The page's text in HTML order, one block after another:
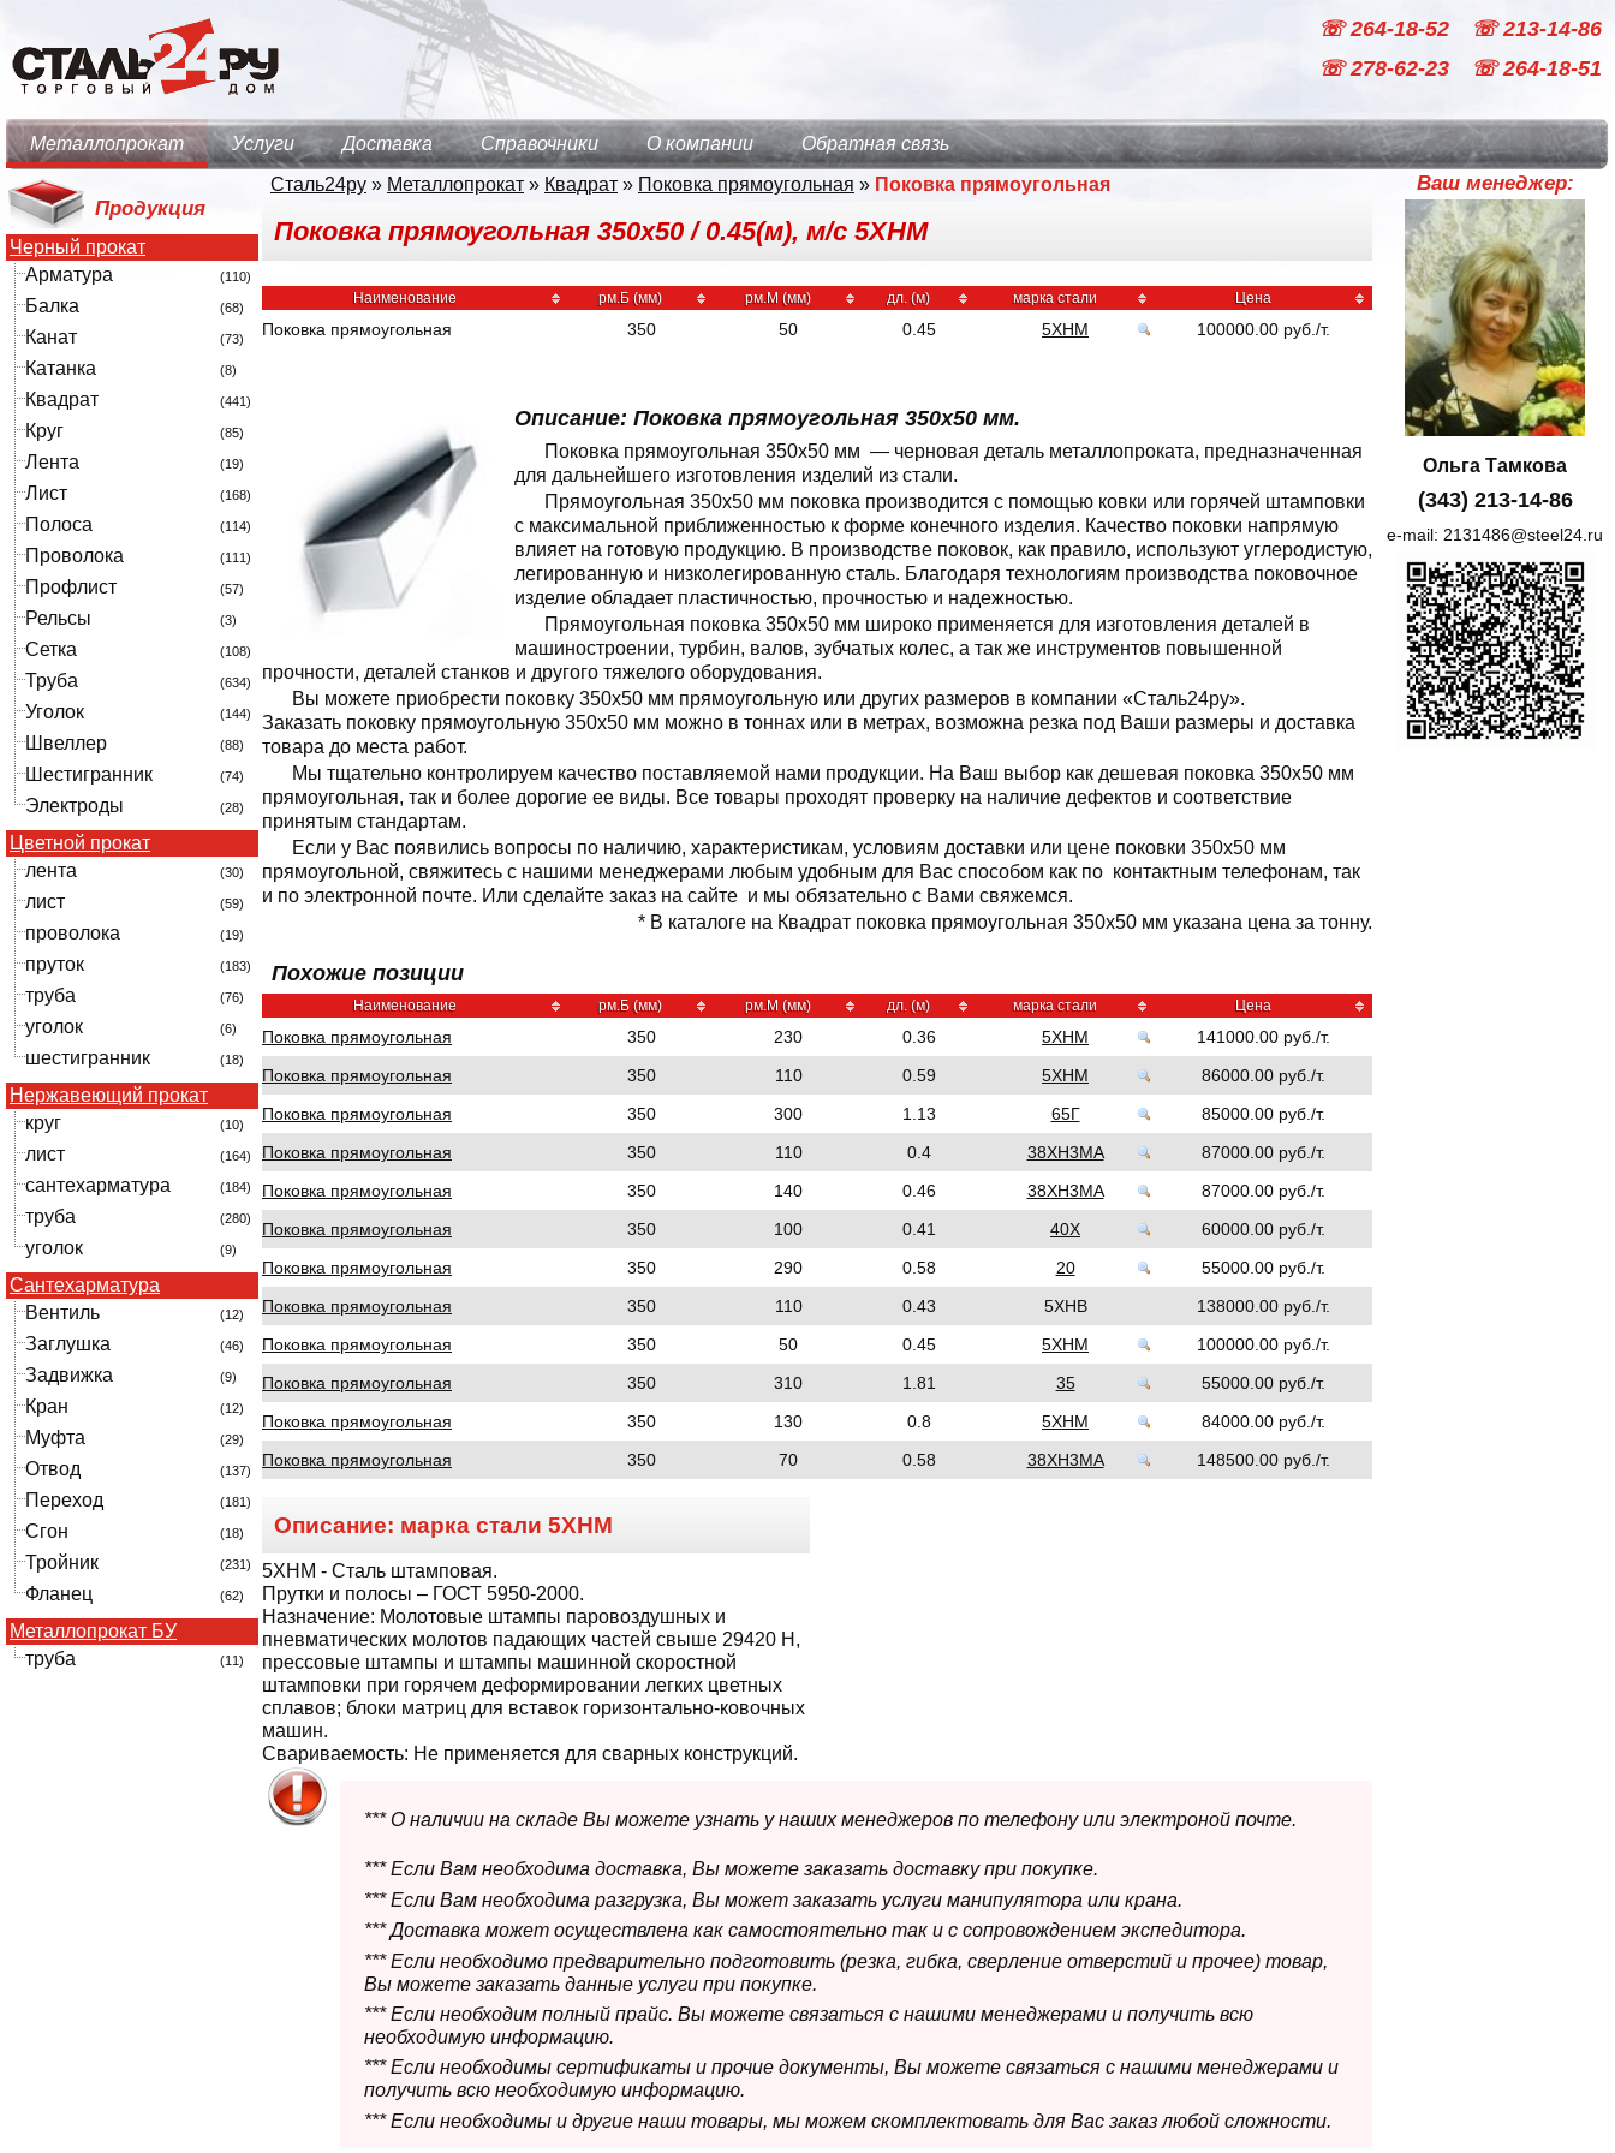
☏ 264-18-52
☏ 213-14-86
☏ 278-62-23
☏ 264-18-51
Металлопрокат Услуги Доставка Справочники О компании Обратная связь
Продукция
Черный прокат
Арматура
(110)
Балка (68)
Канат (73)
Катанка (8)
Квадрат (441)
Круг (85)
Лента (19)
Лист (168)
Полоса (114)
Проволока (111)
Профлист (57)
Рельсы (3)
Сетка (108)
Труба (634)
Уголок (144)
Швеллер (88)
Шестигранник (74)
Электроды (28)
Цветной прокат
лента
(30)
лист (59)
проволока (19)
пруток (183)
труба (76)
уголок (6)
шестигранник (18)
Нержавеющий прокат
круг
(10)
лист (164)
сантехарматура (184)
труба (280)
уголок (9)
Сантехарматура
Вентиль
(12)
Заглушка (46)
Задвижка (9)
Кран (12)
Муфта (29)
Отвод (137)
Переход (181)
Сгон (18)
Тройник (231)
Фланец (62)
Металлопрокат БУ
труба
(11)
Сталь24ру » Металлопрокат » Квадрат » Поковка прямоугольная » Поковка прямоугольная
Поковка прямоугольная 350х50 / 0.45(м), м/с 5ХНМ
Наименование рм.Б (мм) рм.М (мм) дл. (м) марка стали Цена
Поковка прямоугольная 350 50 0.45 5ХНМ 100000.00 руб ./т.
Описание: Поковка прямоугольная 350x50 мм.
Поковка прямоугольная 350x50 мм — черновая деталь металлопроката, предназначенная
для дальнейшего изготовления изделий из стали.
Прямоугольная 350x50 мм поковка производится с помощью ковки или горячей штамповки
с максимальной приближенностью к форме конечного изделия. Качество поковки напрямую
влияет на готовую продукцию. В производстве поковок, как правило, используют углеродистую,
легированную и низколегированную сталь. Благодаря технологиям производства поковочное
изделие обладает пластичностью, прочностью и надежностью.
Прямоугольная поковка 350x50 мм широко применяется для изготовления деталей в
машиностроении, турбин, валов, зубчатых колес, а так же инструментов повышенной
прочности, деталей станков и другого тяжелого оборудования.
Вы можете приобрести поковку 350x50 мм прямоугольную или других размеров в компании «Сталь24ру».
Заказать поковку прямоугольную 350x50 мм можно в тоннах или в метрах, возможна резка под Ваши размеры и доставка
товара до места работ.
Мы тщательно контролируем качество поставляемой нами продукции. На Ваш выбор как дешевая поковка 350x50 мм
прямоугольная, так и более дорогие ее виды. Все товары проходят проверку на наличие дефектов и соответствие
принятым стандартам.
Если у Вас появились вопросы по наличию, характеристикам, условиям доставки или цене поковки 350x50 мм
прямоугольной, свяжитесь с нашими менеджерами любым удобным для Вас способом как по контактным телефонам, так
и по электронной почте. Или сделайте заказ на сайте и мы обязательно с Вами свяжемся.
* В каталоге на Квадрат поковка прямоугольная 350x50 мм указана цена за тонну.
Похожие позиции
Наименование рм.Б (мм) рм.М (мм) дл. (м) марка стали Цена
Поковка прямоугольная 350 230 0.36 5ХНМ
141000.00 руб./т.
Поковка прямоугольная
350 110 0.59 5ХНМ
86000.00 руб./т.
Поковка прямоугольная
350 300 1.13 65Г
85000.00 руб./т.
Поковка прямоугольная
350 110 0.4 38ХН3МА
87000.00 руб./т.
Поковка прямоугольная
350 140 0.46 38ХН3МА
87000.00 руб./т.
Поковка прямоугольная
350 100 0.41 40Х
60000.00 руб./т.
Поковка прямоугольная
350 290 0.58 20
55000.00 руб./т.
Поковка прямоугольная
350 110 0.43 5ХНВ
138000.00 руб./т.
Поковка прямоугольная
350 50 0.45 5ХНМ
100000.00 руб./т.
Поковка прямоугольная
350 310 1.81 35
55000.00 руб./т.
Поковка прямоугольная
350 130 0.8 5ХНМ
84000.00 руб./т.
Поковка прямоугольная
350 70 0.58 38ХН3МА 148500.00 руб./т.
Описание: марка стали 5ХНМ
5ХНМ - Сталь штамповая.
Прутки и полосы – ГОСТ 5950-2000.
Назначение: Молотовые штампы паровоздушных и
пневматических молотов падающих частей свыше 29420 Н,
прессовые штампы и штампы машинной скоростной
штамповки при горячем деформировании легких цветных
сплавов; блоки матриц для вставок горизонтально-ковочных
машин.
Свариваемость: Не применяется для сварных конструкций.
*** О наличии на складе Вы можете узнать у наших менеджеров по телефону или электроной почте.
*** Если Вам необходима доставка, Вы можете заказать доставку при покупке.
*** Если Вам необходима разгрузка, Вы может заказать услуги манипулятора или крана.
*** Доставка может осуществлена как самостоятельно так и с сопровождением экспедитора.
*** Если необходимо предварительно подготовить (резка, гибка, сверление отверстий и прочее) товар,
Вы можете заказать данные услуги при покупке.
*** Если необходим полный прайс. Вы можете связаться с нашими менеджерами и получить всю
необходимую информацию.
*** Если необходимы сертификаты и прочие документы, Вы можете связаться с нашими менеджерами и
получить всю необходимую информацию.
*** Если необходимы и другие наши товары, мы можем скомплектовать для Вас заказ любой сложности.
Ваш менеджер:
Ольга Тамкова
(343) 213-14-86
e-mail: 2131486@steel24.ru